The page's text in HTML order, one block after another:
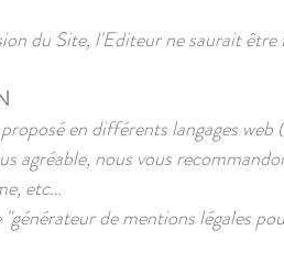
du Site, l'Editeur ne saurait être
en différents langages
nous vous
etc…
de mentions légales